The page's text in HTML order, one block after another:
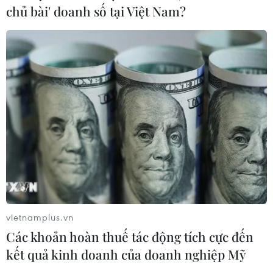
Bỉ tìm ra hướng đi mới trong điều trị
ung thư gan di căn
07/08/2026 04:05
Nga thoái vốn nhà nước khỏi Sân bay
Quốc tế Sheremetyevo
07/08/2026 00:22
Nga thông báo tấn công căn
cứ ngầm của Ukraine
06/08/2026 16:21
chủ bài' doanh số tại Việt Nam?
vietnamplus.vn
Các khoản hoàn thuế tác động tích cực đến
kết quả kinh doanh của doanh nghiệp Mỹ